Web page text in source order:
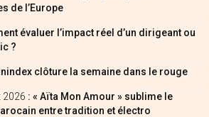
de l’Europe
évaluer l’impact réel d’un dirigeant ou
?
clôture la semaine dans le rouge
2026 : « Aïta Mon Amour » sublime le
entre tradition et électro